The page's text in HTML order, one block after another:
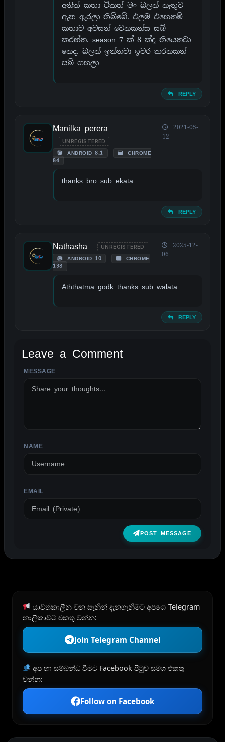
අනිත් කතා ටිකත් මං බලන් නැතුව
ඇත ඇරලා තිබ්බේ. එලම එහෙනම්
කතාව අවසන් වෙනකන්ස සබ්
කරන්න. season 7 ක් 8 ක්ද තියෙනවා
නෙද. බලන් ඉන්නවා ඉවර කරනකන්
සබ් ගහලා
REPLY
Manilka perera
UNREGISTERED
ANDROID 8.1
CHROME
84
2021-05-
12
thanks bro sub ekata
REPLY
Nathasha UNREGISTERED
ANDROID 10
CHROME
138
2025-12-
06
Aththatma godk thanks sub walata
REPLY
Leave a Comment
MESSAGE
NAME
EMAIL
POST MESSAGE
ALTERNATIVE:
යාවත්කාලීන වන සැනින් දැනගැනීමට අපගේ Telegram
නාලිකාවට එකතු වන්න:
Join Telegram Channel
අප හා සම්බන්ධ වීමට Facebook පිටුව සමග එකතු
වන්න:
Follow on Facebook